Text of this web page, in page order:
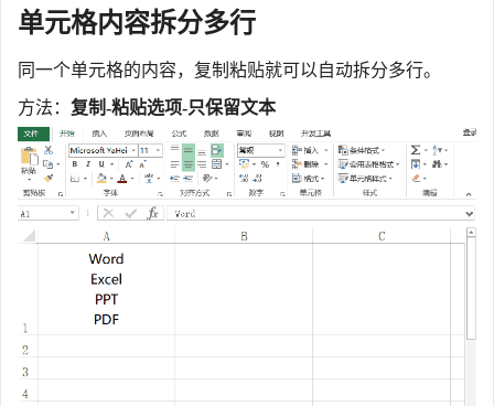
单元格内容拆分多行
同一个单元格的内容，复制粘贴就可以自动拆分多行。
方法： 复制-粘贴选项-只保留文本